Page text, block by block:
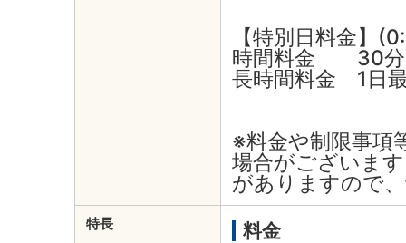
【特別日料金】
時間料金 30分
長時間料金 1日
※料金や制限事項
場合がございま
がありますので
特長 料金